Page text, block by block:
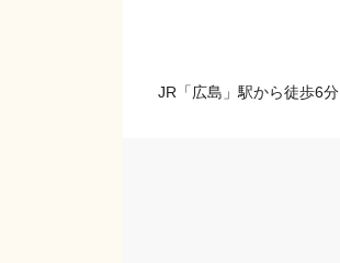
JR「広島」駅から徒歩6分